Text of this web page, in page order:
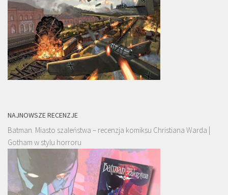
NAJNOWSZE RECENZJE
Batman. Miasto szaleństwa – recenzja komiksu Christiana Warda |
Gotham w stylu horroru